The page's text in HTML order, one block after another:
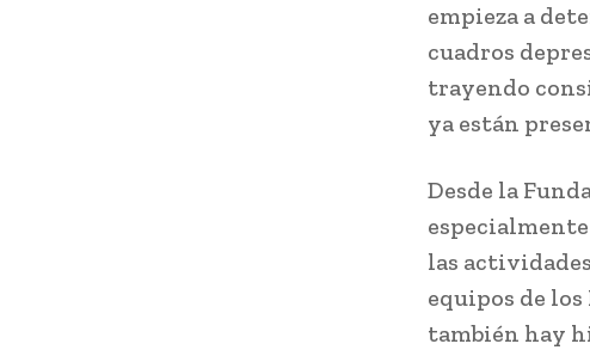
empieza a
cuadros
trayendo
ya están
Desde la
las
equipos de
también hay